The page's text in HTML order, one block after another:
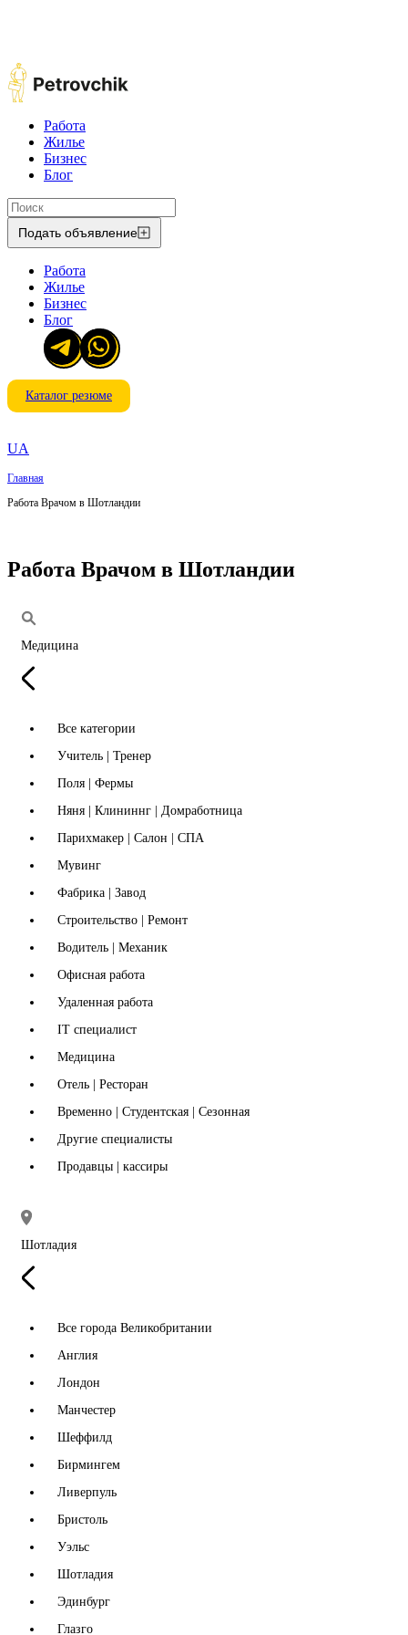
Работа
Жилье
Бизнес
Блог
Подать объявление
Работа
Жилье
Бизнес
Блог
Каталог резюме
UA
Главная
Работа Врачом в Шотландии
Работа Врачом в Шотландии
Медицина
Все категории
Учитель | Тренер
Поля | Фермы
Няня | Клининнг | Домработница
Парихмакер | Салон | СПА
Мувинг
Фабрика | Завод
Строительство | Ремонт
Водитель | Механик
Офисная работа
Удаленная работа
IT специалист
Медицина
Отель | Ресторан
Временно | Студентская | Сезонная
Другие специалисты
Продавцы | кассиры
Шотладия
Все города Великобритании
Англия
Лондон
Манчестер
Шеффилд
Бирмингем
Ливерпуль
Бристоль
Уэльс
Шотладия
Эдинбург
Глазго